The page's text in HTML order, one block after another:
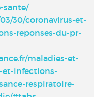
sante/
30/coronavirus-et-
reponses-du-pr-
maladies-et-
et-infections-
respiratoire-